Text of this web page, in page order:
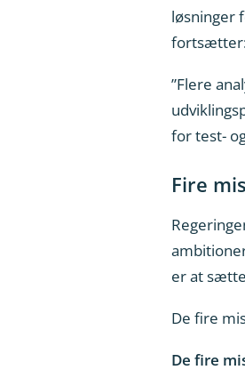
løsninger
”Flere
for test-
Fire
er at
De fire
De fire